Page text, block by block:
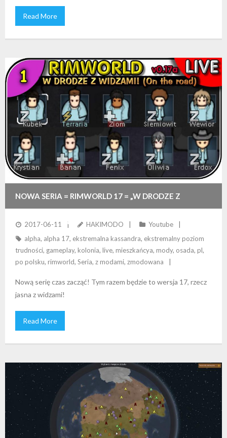
Read More
NOWA SERIA = RIMWORLD 17 = „W DRODZE Z
WIDZAMI” (ON THE ROAD)
2017-06-11 HAKIMODO
Youtube
alpha, alpha 17, ekstremalna kassandra, ekstremalny poziom
trudności, gameplay, kolonia, live, mieszkańcya, mody, osada, pl,
po polsku, rimworld, Seria, z modami, zmodowana
Nową serię czas zacząć! Tym razem będzie to wersja 17, rzecz
jasna z widzami!
Read More